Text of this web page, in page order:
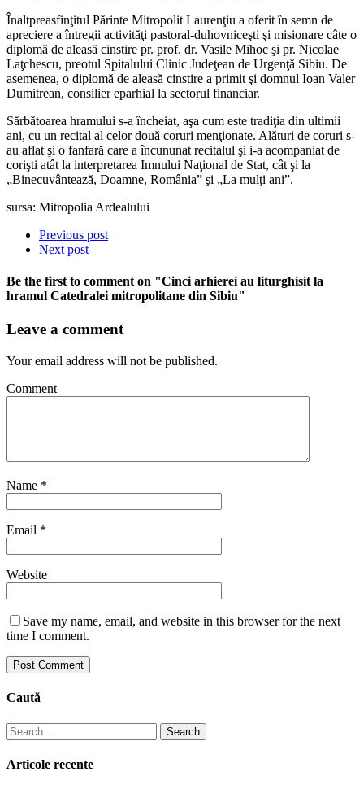
Înaltpreasfinţitul Părinte Mitropolit Laurenţiu a oferit în semn de
apreciere a întregii activităţi pastoral-duhovniceşti şi misionare câte o
diplomă de aleasă cinstire pr. prof. dr. Vasile Mihoc şi pr. Nicolae
Laţchescu, preotul Spitalului Clinic Judeţean de Urgenţă Sibiu. De
asemenea, o diplomă de aleasă cinstire a primit şi domnul Ioan Valer
Dumitrean, consilier eparhial la sectorul financiar.
Sărbătoarea hramului s-a încheiat, aşa cum este tradiţia din ultimii
ani, cu un recital al celor două coruri menţionate. Alături de coruri s-
au aflat şi o fanfară care a încununat recitalul şi i-a acompaniat de
corişti atât la interpretarea Imnului Naţional de Stat, cât şi la
„Binecuvântează, Doamne, România” şi „La mulţi ani”.
sursa: Mitropolia Ardealului
Previous post
Next post
Be the first to comment on "Cinci arhierei au liturghisit la
hramul Catedralei mitropolitane din Sibiu"
Leave a comment
Your email address will not be published.
Comment
Name *
Email *
Website
Save my name, email, and website in this browser for the next
time I comment.
Caută
Search
for:
Articole recente